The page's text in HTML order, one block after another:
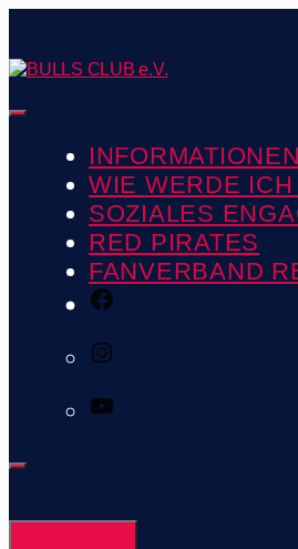
springen
BULLS
Menü
WIE WERDE
SOZIALES
RED PIRATES
FANVERBAND
FACEBOOK
INSTAGRAM
YOUTUBE
Menü